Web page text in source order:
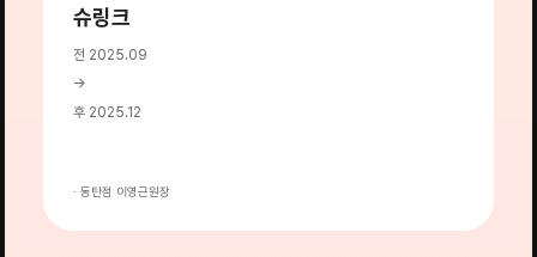
슈링크
전 2025.09
→
후 2025.12
· 동탄점 이영근원장